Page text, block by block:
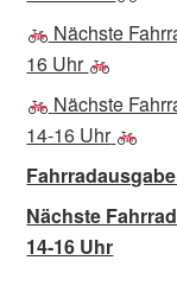
Nächste
16 Uhr
Nächste
14-16 Uhr
Nächste
14-16 Uhr